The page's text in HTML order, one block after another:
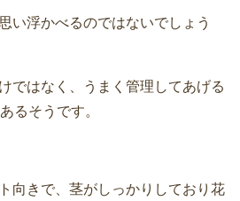
い浮かべるのではないでしょう
ではなく、うまく管理してあげる
るそうです。
向きで、茎がしっかりしており花